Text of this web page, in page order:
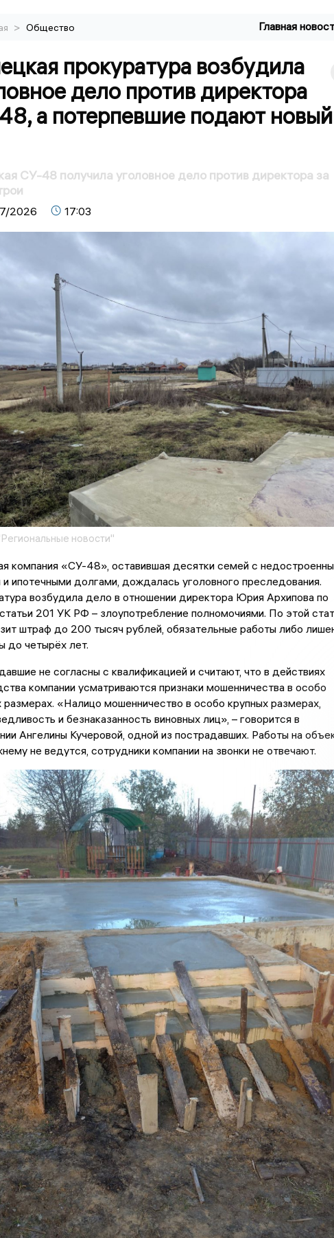
> Общество Главная
прокуратура возбудила
дело против директора
а потерпевшие подают новый
СУ-48 получила уголовное дело против директора за
2026 17:03
новости"
компания «СУ-48», оставившая десятки семей с
ипотечными долгами, дождалась уголовного преследования.
возбудила дело в отношении директора Юрия Архипова по
201 УК РФ – злоупотребление полномочиями. По этой
штраф до 200 тысяч рублей, обязательные работы либо
до четырёх лет.
не согласны с квалификацией и считают, что в действиях
компании усматриваются признаки мошенничества в особо
размерах. «Налицо мошенничество в особо крупных размерах,
и безнаказанность виновных лиц», – говорится в
Ангелины Кучеровой, одной из пострадавших. Работы на
не ведутся, сотрудники компании на звонки не отвечают.